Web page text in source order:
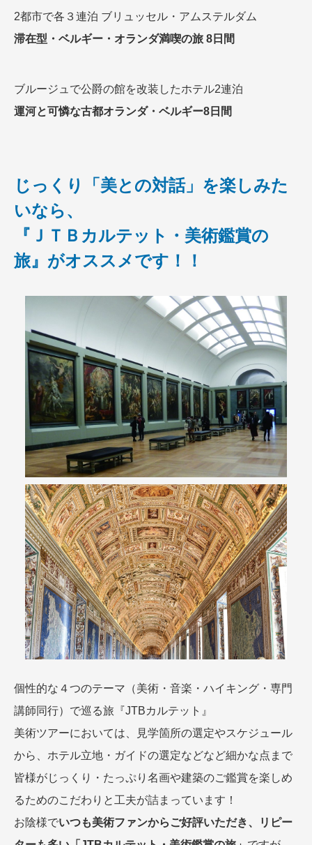
2都市で各３連泊 ブリュッセル・アムステルダム
滞在型・ベルギー・オランダ満喫の旅 8日間
ブルージュで公爵の館を改装したホテル2連泊
運河と可憐な古都オランダ・ベルギー8日間
じっくり「美との対話」を楽しみた
いなら、
『ＪＴＢカルテット・美術鑑賞の
旅』がオススメです！！
個性的な４つのテーマ（美術・音楽・ハイキング・専門
講師同行）で巡る旅『JTBカルテット』
美術ツアーにおいては、見学箇所の選定やスケジュール
から、ホテル立地・ガイドの選定などなど細かな点まで
皆様がじっくり・たっぷり名画や建築のご鑑賞を楽しめ
るためのこだわりと工夫が詰まっています！
お陰様でいつも美術ファンからご好評いただき、リピー